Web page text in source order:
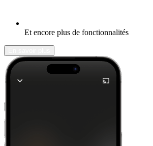
Et encore plus de fonctionnalités